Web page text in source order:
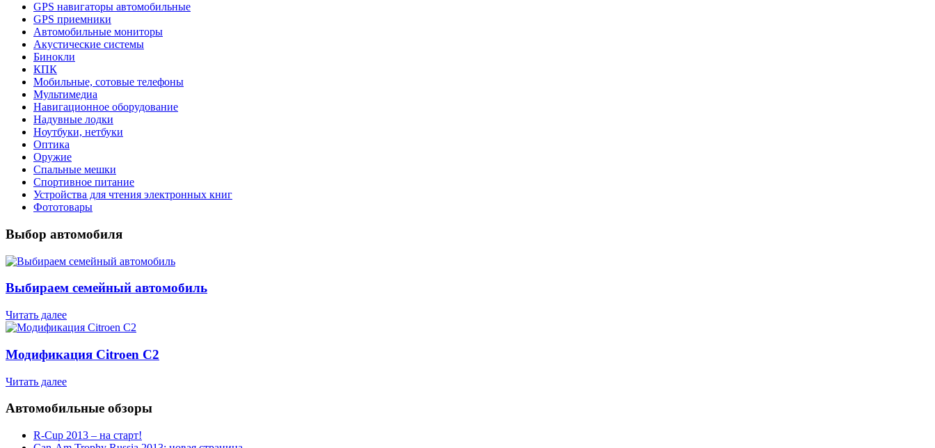
GPS навигаторы автомобильные
GPS приемники
Автомобильные мониторы
Акустические системы
Бинокли
КПК
Мобильные, сотовые телефоны
Мультимедиа
Навигационное оборудование
Надувные лодки
Ноутбуки, нетбуки
Оптика
Оружие
Спальные мешки
Спортивное питание
Устройства для чтения электронных книг
Фототовары
Выбор автомобиля
Выбираем семейный автомобиль
Читать далее
Модификация Citroen С2
Читать далее
Автомобильные обзоры
R-Cup 2013 – на старт!